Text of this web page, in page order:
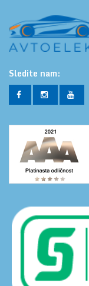
Sledite nam: